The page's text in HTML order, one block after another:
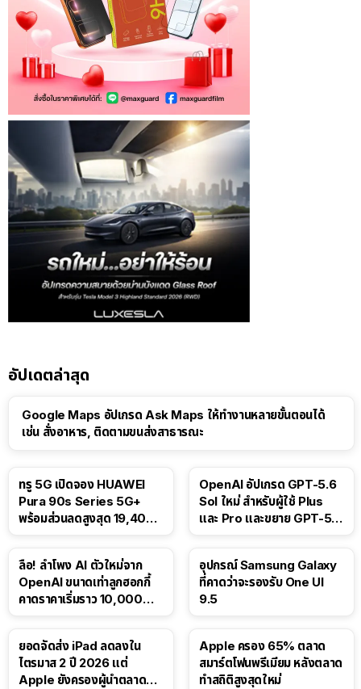
อัปเดตล่าสุด
Google Maps อัปเกรด Ask Maps ให้ทำงานหลายขั้นตอนได้
เช่น สั่งอาหาร, ติดตามขนส่งสาธารณะ
ทรู 5G เปิดจอง HUAWEI
Pura 90s Series 5G+
พร้อมส่วนลดสูงสุด 19,400
OpenAI อัปเกรด GPT-5.6
Sol ใหม่ สำหรับผู้ใช้ Plus
และ Pro และขยาย GPT-5.6
ลือ! ลำโพง AI ตัวใหม่จาก
OpenAI ขนาดเท่าลูกฮอกกี้
คาดราคาเริ่มราว 10,000
อุปกรณ์ Samsung Galaxy
ที่คาดว่าจะรองรับ One UI
9.5
ยอดจัดส่ง iPad ลดลงใน
ไตรมาส 2 ปี 2026 แต่
Apple ยังครองผู้นำตลาด
Apple ครอง 65% ตลาด
สมาร์ตโฟนพรีเมียม หลังตลาด
ทำสถิติสูงสุดใหม่